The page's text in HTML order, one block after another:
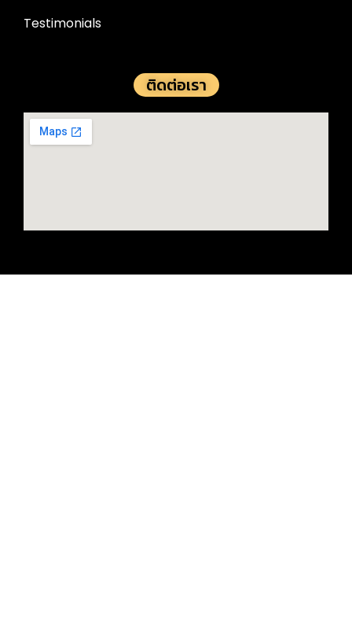
Testimonials
ติดต่อเรา